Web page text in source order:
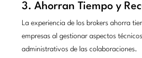
3. Ahorran Tiempo y
La experiencia de los brokers ahorra
empresas al gestionar aspectos
administrativos de las colaboraciones.